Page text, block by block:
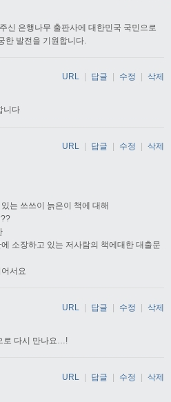
신 은행나무 출판사에 대한민국 국민으로
한 발전을 기원합니다.
니다
URL 답글 수정 삭제
는 쓰쓰이 늙은이 책에 대해
소장하고 있는 저사람의 책에대한 대출문
서요
URL 답글 수정 삭제
로 다시 만나요…!
URL | 답글 | 수정 | 삭제
URL | 답글 | 수정 | 삭제